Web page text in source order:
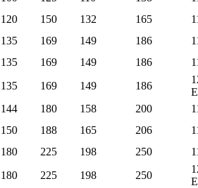
120 150 132 165
135 169 149 186
135 169 149 186
135 169 149 186
144 180 158 200
150 188 165 206
180 225 198 250
180 225 198 250